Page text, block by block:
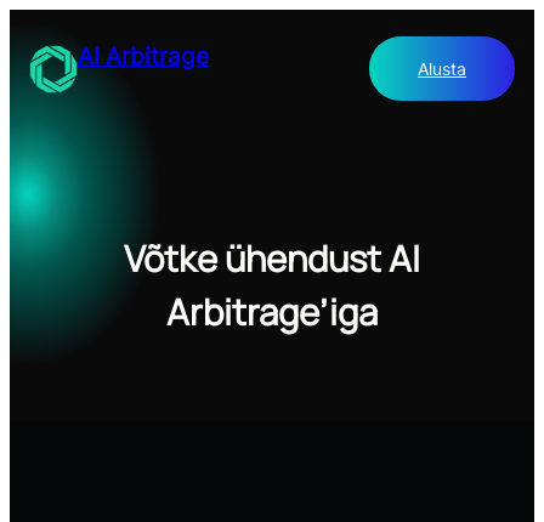
sisu
juurde
AI Arbitrage Alusta
Võtke ühendust AI
Arbitrage’iga